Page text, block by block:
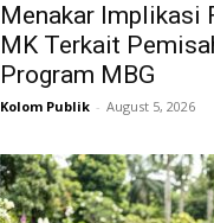
Menakar Implikasi
MK Terkait
Program MBG
Kolom Publik - August 5, 2026